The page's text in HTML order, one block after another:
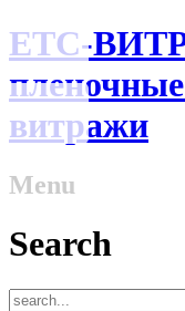
ЕТС-
витражи
Menu
Search